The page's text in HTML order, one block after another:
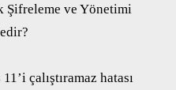
Şifreleme ve Yönetimi
çalıştıramaz hatası